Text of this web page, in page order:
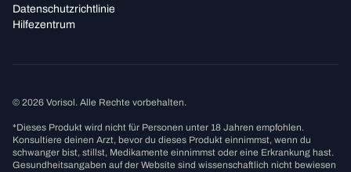
Datenschutzrichtlinie
Hilfezentrum
© 2026 Vorisol. Alle Rechte vorbehalten.
*Dieses Produkt wird nicht für Personen unter 18 Jahren empfohlen.
Konsultiere deinen Arzt, bevor du dieses Produkt einnimmst, wenn du
schwanger bist, stillst, Medikamente einnimmst oder eine Erkrankung hast.
Gesundheitsangaben auf der Website sind wissenschaftlich nicht bewiesen